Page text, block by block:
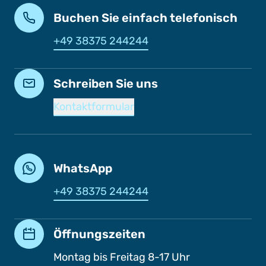
Buchen Sie einfach telefonisch
+49 38375 244244
Schreiben Sie uns
Kontaktformular
WhatsApp
+49 38375 244244
Öffnungszeiten
Montag bis Freitag 8-17 Uhr